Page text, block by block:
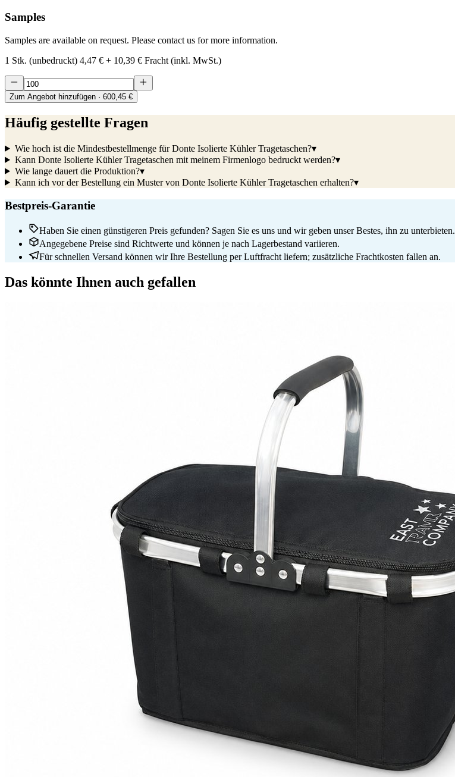
Samples
Samples are available on request. Please contact us for more information.
1 Stk. (unbedruckt) 4,47 € + 10,39 € Fracht (inkl. MwSt.)
Zum Angebot hinzufügen · 600,45 €
Häufig gestellte Fragen
Wie hoch ist die Mindestbestellmenge für Donte Isolierte Kühler Tragetaschen?▾
Kann Donte Isolierte Kühler Tragetaschen mit meinem Firmenlogo bedruckt werden?▾
Wie lange dauert die Produktion?▾
Kann ich vor der Bestellung ein Muster von Donte Isolierte Kühler Tragetaschen erhalten?▾
Bestpreis-Garantie
Haben Sie einen günstigeren Preis gefunden? Sagen Sie es uns und wir geben unser Bestes, ihn zu unterbieten.
Angegebene Preise sind Richtwerte und können je nach Lagerbestand variieren.
Für schnellen Versand können wir Ihre Bestellung per Luftfracht liefern; zusätzliche Frachtkosten fallen an.
Das könnte Ihnen auch gefallen